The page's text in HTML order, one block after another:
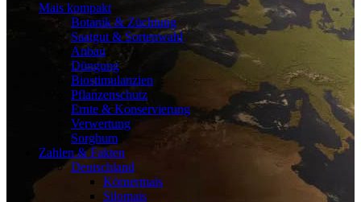
Mais kompakt
Botanik & Züchtung
Saatgut & Sortenwahl
Anbau
Düngung
Biostimulanzien
Pflanzenschutz
Ernte & Konservierung
Verwertung
Sorghum
Zahlen & Fakten
Deutschland
Körnermais
Silomais